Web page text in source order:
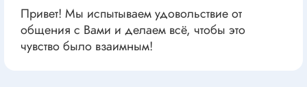
Привет! Мы испытываем удовольствие от
общения с Вами и делаем всё, чтобы это
чувство было взаимным!